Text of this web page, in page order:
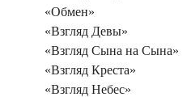
«Обмен»
«Взгляд Девы»
«Взгляд Сына на Сына»
«Взгляд Креста»
«Взгляд Небес»